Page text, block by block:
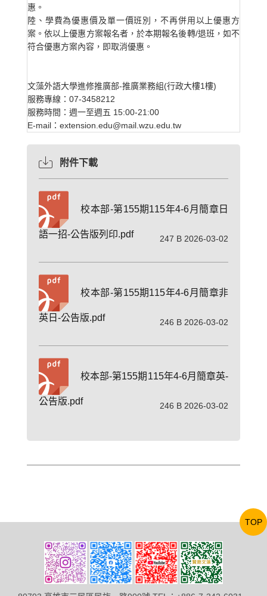
惠。
陸、學費為優惠價及單一價班別，不再併用以上優惠方
案。依以上優惠方案報名者，於本期報名後轉/退班，如不
符合優惠方案內容，即取消優惠。
文藻外語大學進修推廣部-推廣業務組(行政大樓1樓)
服務專線：07-3458212
服務時間：週一至週五 15:00-21:00
E-mail：extension.edu@mail.wzu.edu.tw
附件下載
校本部-第155期115年4-6月簡章日
語一招-公告版列印.pdf 247 B 2026-03-02
校本部-第155期115年4-6月簡章非
英日-公告版.pdf 246 B 2026-03-02
校本部-第155期115年4-6月簡章英-
公告版.pdf 246 B 2026-03-02
TOP